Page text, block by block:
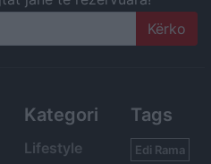
Kategori
Lifestyle
Tags
Edi Rama